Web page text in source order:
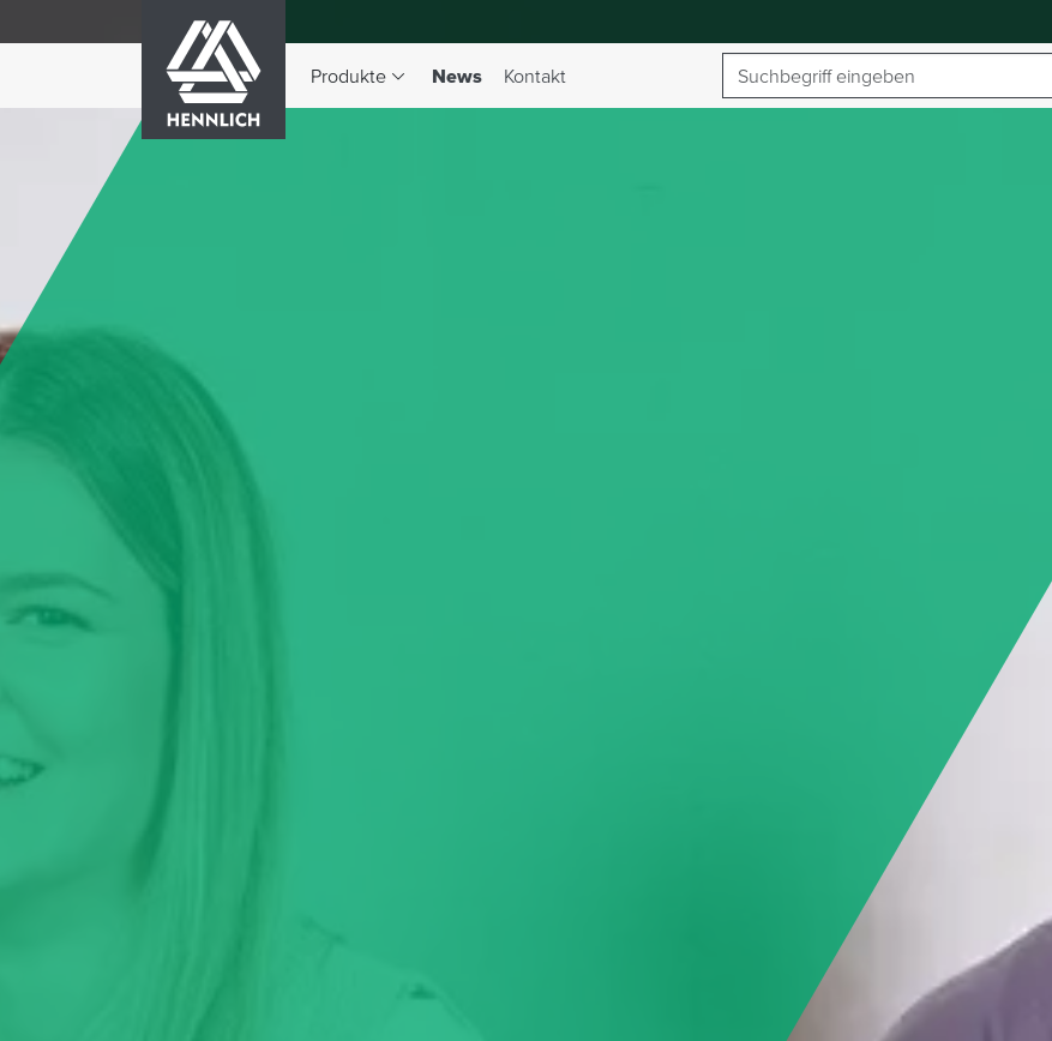
Produkte
Dropdown-Menü Produkte umschalten
News(aktiv)
Kontakt Suchbegriff